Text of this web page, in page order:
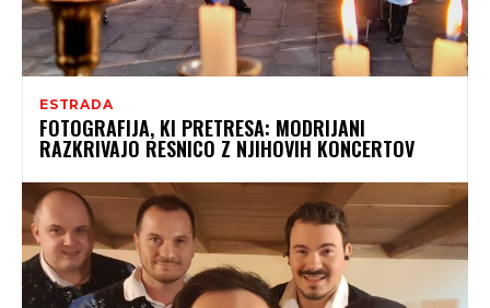
ESTRADA
FOTOGRAFIJA, KI PRETRESA: MODRIJANI
RAZKRIVAJO RESNICO Z NJIHOVIH KONCERTOV